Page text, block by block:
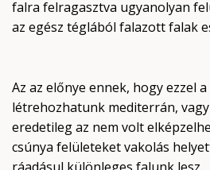
falra felragasztva ugyanolyan
az egész téglából falazott falak
Az az előnye ennek, hogy ezzel
létrehozhatunk mediterrán,
eredetileg az nem volt
csúnya felületeket vakolás